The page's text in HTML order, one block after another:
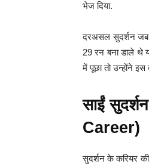
भेज दिया.
दरअसल सुदर्शन जब
29 रन बना डाले थे
में पूछा तो उन्होंने
साईं
Career)
सुदर्शन के करियर